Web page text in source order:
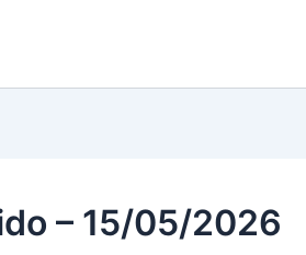
– 15/05/2026